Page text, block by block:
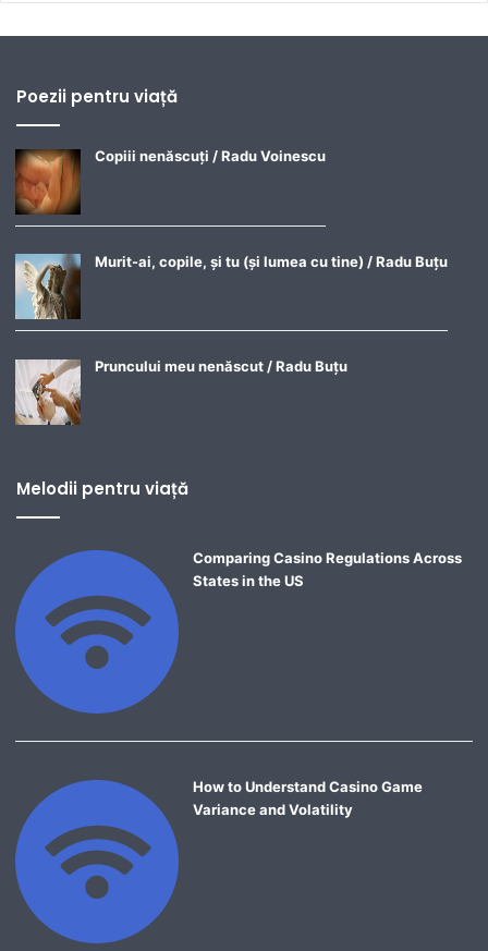
Poezii pentru viață
Copiii nenăscuți / Radu Voinescu
Murit-ai, copile, și tu (și lumea cu tine) / Radu Buțu
Pruncului meu nenăscut / Radu Buțu
Melodii pentru viață
Comparing Casino Regulations Across
States in the US
How to Understand Casino Game
Variance and Volatility